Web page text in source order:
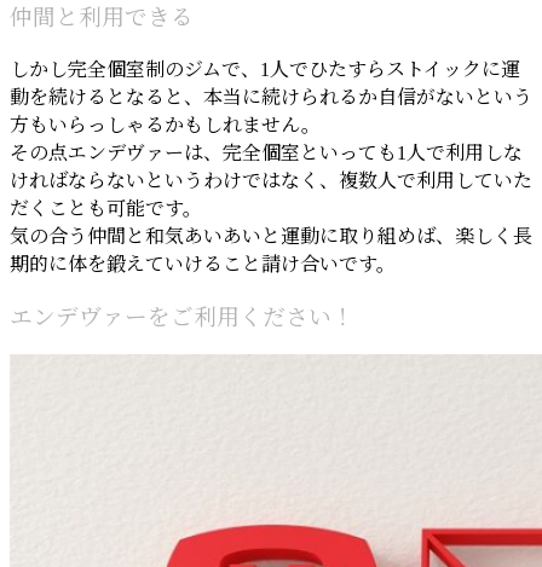
仲間と利用できる
しかし完全個室制のジムで、1人でひたすらストイックに運
動を続けるとなると、本当に続けられるか自信がないという
方もいらっしゃるかもしれません。
その点エンデヴァーは、完全個室といっても1人で利用しな
ければならないというわけではなく、複数人で利用していた
だくことも可能です。
気の合う仲間と和気あいあいと運動に取り組めば、楽しく長
期的に体を鍛えていけること請け合いです。
エンデヴァーをご利用ください！